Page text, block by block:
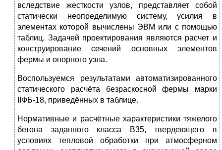
вследствие жесткости узлов, представляет собой
статически неопределимую систему, усилия в
элементах которой вычислены ЭВМ или с помощью
таблиц. Задачей проектирования являются расчет и
конструирование сечений основных элементов
фермы и опорного узла.
Воспользуемся результатами автоматизированного
статического расчёта безраскосной фермы марки
IIФБ-18, приведённых в таблице.
Нормативные и расчётные характеристики тяжелого
бетона заданного класса В35, твердеющего в
условиях тепловой обработки при атмосферном